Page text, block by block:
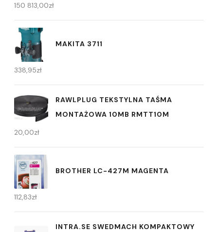
150 813,00zł
MAKITA 3711
338,95zł
RAWLPLUG TEKSTYLNA TAŚMA
MONTAŻOWA 10MB RMTT10M
20,00zł
BROTHER LC-427M MAGENTA
112,83zł
INTRA.SE SWEDMACH KOMPAKTOWY